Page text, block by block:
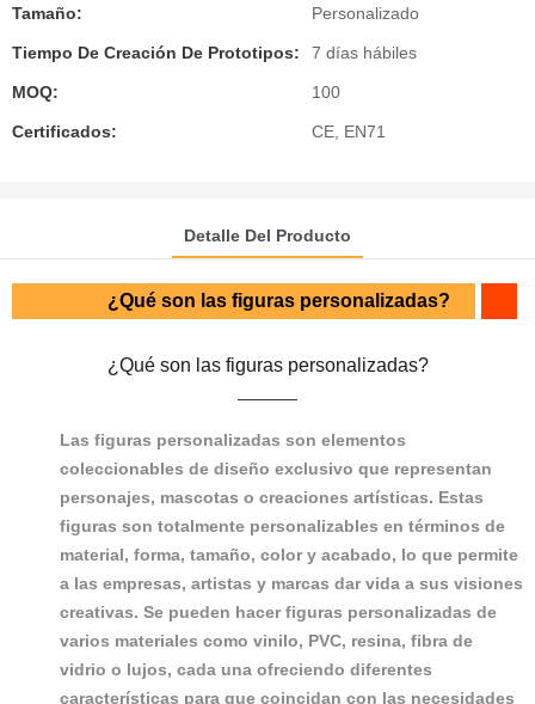
Tamaño: Personalizado
Tiempo De Creación De Prototipos: 7 días hábiles
MOQ: 100
Certificados: CE, EN71
Detalle Del Producto
¿Qué son las figuras personalizadas?
¿Qué son las figuras personalizadas?
Las figuras personalizadas son elementos
coleccionables de diseño exclusivo que representan
personajes, mascotas o creaciones artísticas. Estas
figuras son totalmente personalizables en términos de
material, forma, tamaño, color y acabado, lo que permite
a las empresas, artistas y marcas dar vida a sus visiones
creativas. Se pueden hacer figuras personalizadas de
varios materiales como vinilo, PVC, resina, fibra de
vidrio o lujos, cada una ofreciendo diferentes
características para que coincidan con las necesidades